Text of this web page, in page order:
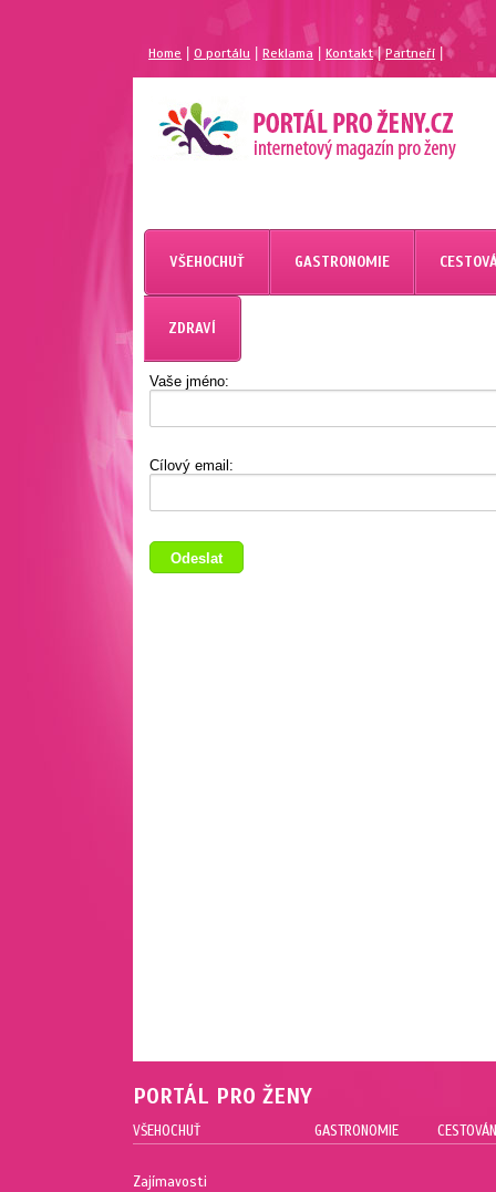
Home |O portálu Reklama Kontakt| Partneří
MAGAZÍN PRO ŽENY
PORTÁL PRO ŽENY.CZ
VŠEHOCHUŤ GASTRONOMIE
ZDRAVÍ
Vaše jméno:
Cílový email:
PORTÁL PRO ŽENY
VŠEHOCHUŤ
Zajímavosti
GASTRONOMIE